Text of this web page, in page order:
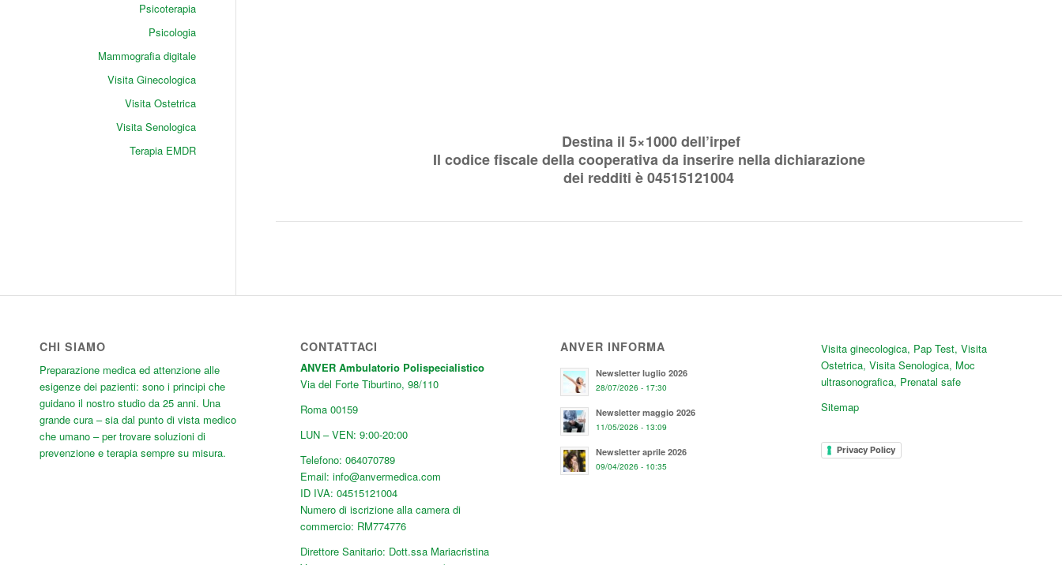
Destina il 5×1000 dell’irpef
Il codice fiscale della cooperativa da inserire nella dichiarazione
dei redditi è 04515121004
Psicoterapia
Psicologia
Mammografia digitale
Visita Ginecologica
Visita Ostetrica
Visita Senologica
Terapia EMDR
CHI SIAMO
Preparazione medica ed attenzione alle
esigenze dei pazienti: sono i principi che
guidano il nostro studio da 25 anni. Una
grande cura – sia dal punto di vista medico
che umano – per trovare soluzioni di
prevenzione e terapia sempre su misura.
CONTATTACI
ANVER Ambulatorio Polispecialistico
Via del Forte Tiburtino, 98/110
Roma 00159
LUN – VEN: 9:00-20:00
Telefono: 064070789
Email: info@anvermedica.com
ID IVA: 04515121004
Numero di iscrizione alla camera di
commercio: RM774776
Direttore Sanitario: Dott.ssa Mariacristina
ANVER INFORMA
Newsletter luglio 2026
28/07/2026 - 17:30
Newsletter maggio 2026
11/05/2026 - 13:09
Newsletter aprile 2026
09/04/2026 - 10:35
Visita ginecologica, Pap Test, Visita
Ostetrica, Visita Senologica, Moc
ultrasonografica, Prenatal safe
Sitemap
Privacy Policy